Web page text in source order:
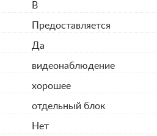
B
Предоставляется
Да
видеонаблюдение
хорошее
отдельный блок
Нет